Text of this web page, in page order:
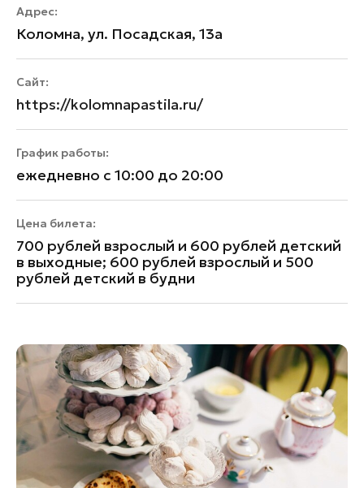
Адрес:
Коломна, ул. Посадская, 13а
Сайт:
https://kolomnapastila.ru/
График работы:
ежедневно с 10:00 до 20:00
Цена билета:
700 рублей взрослый и 600 рублей детский
в выходные; 600 рублей взрослый и 500
рублей детский в будни